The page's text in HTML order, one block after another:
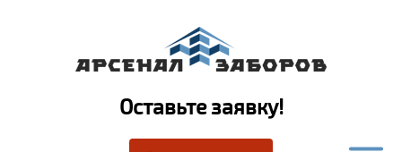
Оставьте заявку!